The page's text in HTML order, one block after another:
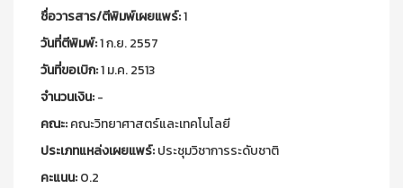
ชื่อวารสาร/ตีพิมพ์เผยแพร์:1
วันที่ตีพิมพ์:1 ก.ย. 2557
วันที่ขอเบิก:1 ม.ค. 2513
จำนวนเงิน:-
คณะ:คณะวิทยาศาสตร์และเทคโนโลยี
ประเภทแหล่งเผยแพร์:ประชุมวิชาการระดับชาติ
คะแนน:0.2